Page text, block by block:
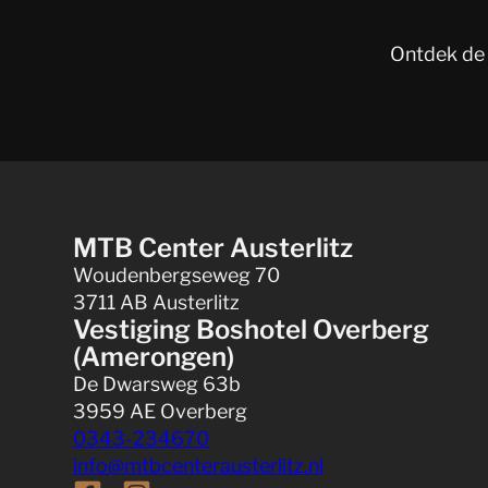
Ontdek
MTB Center Austerlitz
Woudenbergseweg 70
3711 AB Austerlitz
Vestiging Boshotel Overberg
(Amerongen)
De Dwarsweg 63b
3959 AE Overberg
0343-234670
info@mtbcenterausterlitz.nl